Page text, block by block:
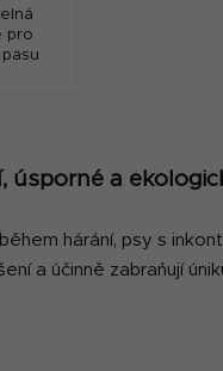
pro
v
l
d
a
úsporné a
hárání, psy s
a účinně zabraňují